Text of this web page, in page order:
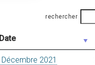
rechercher
Date
Décembre 2021